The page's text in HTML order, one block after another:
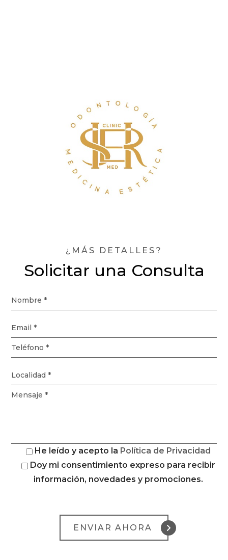
¿MÁS DETALLES?
Solicitar una Consulta
He leído y acepto la Política de Privacidad
Doy mi consentimiento expreso para recibir
información, novedades y promociones.